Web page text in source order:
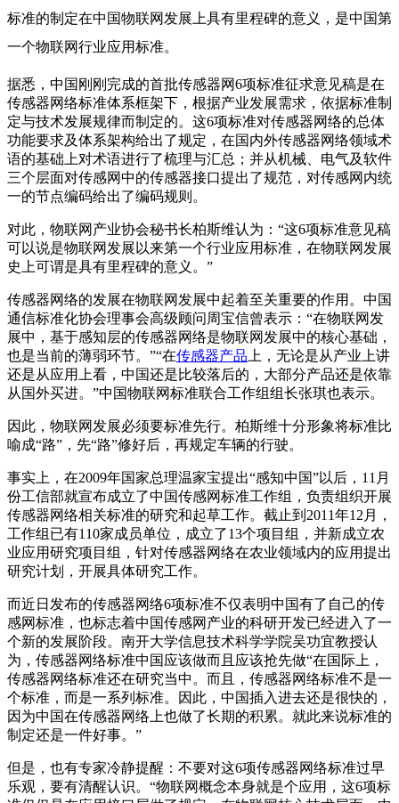
标准的制定在中国物联网发展上具有里程碑的意义，是中国第
一个物联网行业应用标准。
据悉，中国刚刚完成的首批传感器网6项标准征求意见稿是在
传感器网络标准体系框架下，根据产业发展需求，依据标准制
定与技术发展规律而制定的。这6项标准对传感器网络的总体
功能要求及体系架构给出了规定，在国内外传感器网络领域术
语的基础上对术语进行了梳理与汇总；并从机械、电气及软件
三个层面对传感网中的传感器接口提出了规范，对传感网内统
一的节点编码给出了编码规则。
对此，物联网产业协会秘书长柏斯维认为：“这6项标准意见稿
可以说是物联网发展以来第一个行业应用标准，在物联网发展
史上可谓是具有里程碑的意义。”
传感器网络的发展在物联网发展中起着至关重要的作用。中国
通信标准化协会理事会高级顾问周宝信曾表示：“在物联网发
展中，基于感知层的传感器网络是物联网发展中的核心基础，
也是当前的薄弱环节。”“在传感器产品 上，无论是从产业上讲
还是从应用上看，中国还是比较落后的，大部分产品还是依靠
从国外买进。”中国物联网标准联合工作组组长张琪也表示。
因此，物联网发展必须要标准先行。柏斯维十分形象将标准比
喻成“路”，先“路”修好后，再规定车辆的行驶。
事实上，在2009年国家总理温家宝提出“感知中国”以后，11月
份工信部就宣布成立了中国传感网标准工作组，负责组织开展
传感器网络相关标准的研究和起草工作。截止到2011年12月，
工作组已有110家成员单位，成立了13个项目组，并新成立农
业应用研究项目组，针对传感器网络在农业领域内的应用提出
研究计划，开展具体研究工作。
而近日发布的传感器网络6项标准不仅表明中国有了自己的传
感网标准，也标志着中国传感网产业的科研开发已经进入了一
个新的发展阶段。南开大学信息技术科学学院吴功宜教授认
为，传感器网络标准中国应该做而且应该抢先做“在国际上，
传感器网络标准还在研究当中。而且，传感器网络标准不是一
个标准，而是一系列标准。因此，中国插入进去还是很快的，
因为中国在传感器网络上也做了长期的积累。就此来说标准的
制定还是一件好事。”
但是，也有专家冷静提醒：不要对这6项传感器网络标准过早
乐观，要有清醒认识。“物联网概念本身就是个应用，这6项标